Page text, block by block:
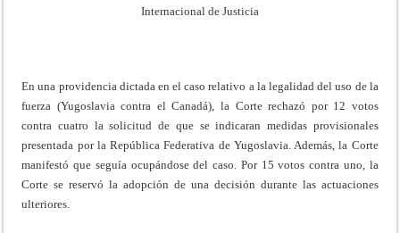
Internacional de Justicia
En una providencia dictada en el caso relativo a la legalidad del uso de la
fuerza (Yugoslavia contra el Canadá), la Corte rechazó por 12 votos
contra cuatro la solicitud de que se indicaran medidas provisionales
presentada por la República Federativa de Yugoslavia. Además, la Corte
manifestó que seguía ocupándose del caso. Por 15 votos contra uno, la
Corte se reservó la adopción de una decisión durante las actuaciones
ulteriores.